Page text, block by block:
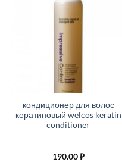
кондиционер для волос
кератиновый welcos keratin
conditioner
190.00₽